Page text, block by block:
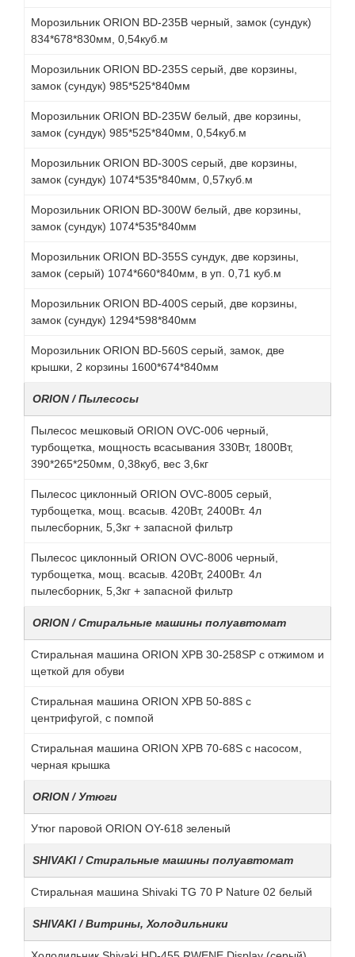
Морозильник ORION BD-235B черный, замок (сундук)
834*678*830мм, 0,54куб.м
Морозильник ORION BD-235S серый, две корзины,
замок (сундук) 985*525*840мм
Морозильник ORION BD-235W белый, две корзины,
замок (сундук) 985*525*840мм, 0,54куб.м
Морозильник ORION BD-300S серый, две корзины,
замок (сундук) 1074*535*840мм, 0,57куб.м
Морозильник ORION BD-300W белый, две корзины,
замок (сундук) 1074*535*840мм
Морозильник ORION BD-355S сундук, две корзины,
замок (серый) 1074*660*840мм, в уп. 0,71 куб.м
Морозильник ORION BD-400S серый, две корзины,
замок (сундук) 1294*598*840мм
Морозильник ORION BD-560S серый, замок, две
крышки, 2 корзины 1600*674*840мм
ORION / Пылесосы
Пылесос мешковый ORION OVC-006 черный,
турбощетка, мощность всасывания 330Вт, 1800Вт,
390*265*250мм, 0,38куб, вес 3,6кг
Пылесос циклонный ORION OVC-8005 серый,
турбощетка, мощ. всасыв. 420Вт, 2400Вт. 4л
пылесборник, 5,3кг + запасной фильтр
Пылесос циклонный ORION OVC-8006 черный,
турбощетка, мощ. всасыв. 420Вт, 2400Вт. 4л
пылесборник, 5,3кг + запасной фильтр
ORION / Стиральные машины полуавтомат
Стиральная машина ORION XPB 30-258SP с отжимом и
щеткой для обуви
Стиральная машина ORION XPB 50-88S с
центрифугой, с помпой
Стиральная машина ORION XPB 70-68S с насосом,
черная крышка
ORION / Утюги
Утюг паровой ORION OY-618 зеленый
SHIVAKI / Стиральные машины полуавтомат
Стиральная машина Shivaki TG 70 P Nature 02 белый
SHIVAKI / Витрины, Холодильники